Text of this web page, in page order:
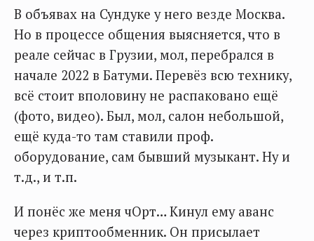
В объявах на Сундуке у него везде Москва.
Но в процессе общения выясняется, что в
реале сейчас в Грузии, мол, перебрался в
начале 2022 в Батуми. Перевёз всю технику,
всё стоит вполовину не распаковано ещё
(фото, видео). Был, мол, салон небольшой,
ещё куда-то там ставили проф.
оборудование, сам бывший музыкант. Ну и
т.д., и т.п.
И понёс же меня чОрт… Кинул ему аванс
через криптообменник. Он присылает